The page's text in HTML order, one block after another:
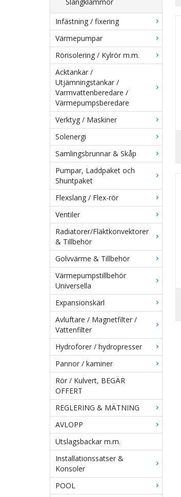
Infästning / fixering
Värmepumpar
Rörisolering / Kylrör m.m.
Acktankar /
Utjämningstankar /
Varmvattenberedare /
Värmepumpsberedare
Verktyg / Maskiner
Solenergi
Samlingsbrunnar & Skåp
Pumpar, Laddpaket och
Shuntpaket
Flexslang / Flex-rör
Ventiler
Radiatorer/Fläktkonvektorer
& Tillbehör
Golvvärme & Tillbehör
Värmepumpstillbehör
Universella
Expansionskärl
Avluftare / Magnetfilter /
Vattenfilter
Hydroforer / hydropresser
Pannor / kaminer
Rör / Kulvert, BEGÄR
OFFERT
REGLERING & MÄTNING
AVLOPP
Utslagsbackar m.m.
Installationssatser &
Konsoler
POOL